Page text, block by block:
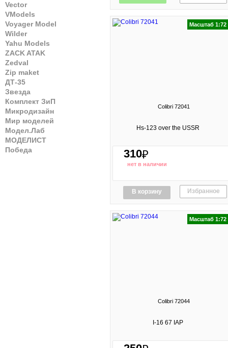
Vector
VModels
Voyager Model
Wilder
Yahu Models
ZACK ATAK
Zedval
Zip maket
ДТ-35
Звезда
Комплект ЗиП
Микродизайн
Мир моделей
Модел.Лаб
МОДЕЛИСТ
Победа
Масштаб 1:72
Colibri 72041
Hs-123 over the USSR
310₽
нет в наличии
В корзину Избранное
Масштаб 1:72
Colibri 72044
I-16 67 IAP